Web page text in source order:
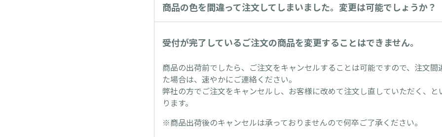
商品の色を間違って注文してしまいました。変更は可能でしょうか？
受付が完了しているご注文の商品を変更することはできません。
商品の出荷前でしたら、ご注文をキャンセルすることは可能ですので、注文間
た場合は、速やかにご連絡ください。
弊社の方でご注文をキャンセルし、お客様に改めて注文し直していただく、と
ります。
※商品出荷後のキャンセルは承っておりませんので何卒ご了承ください。